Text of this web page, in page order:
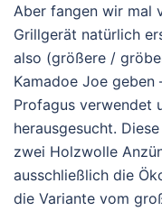
Aber fangen wir mal
Grillgerät natürlich
also (größere /
Kamadoe Joe
Profagus verwendet
herausgesucht.
zwei Holzwolle
ausschließlich die
die Variante vom